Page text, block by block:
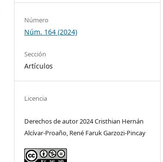
Número
Núm. 164 (2024)
Sección
Artículos
Licencia
Derechos de autor 2024 Cristhian Hernán
Alcívar-Proaño, René Faruk Garzozi-Pincay